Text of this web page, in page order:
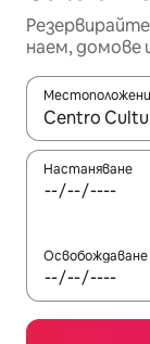
наем, домове
Когато
Настаняване
Освобождаване